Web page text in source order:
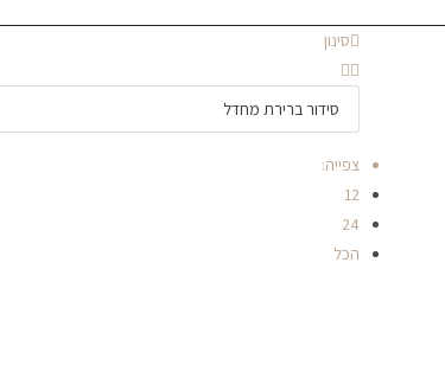
סינון
צפייה:
12
24
הכל